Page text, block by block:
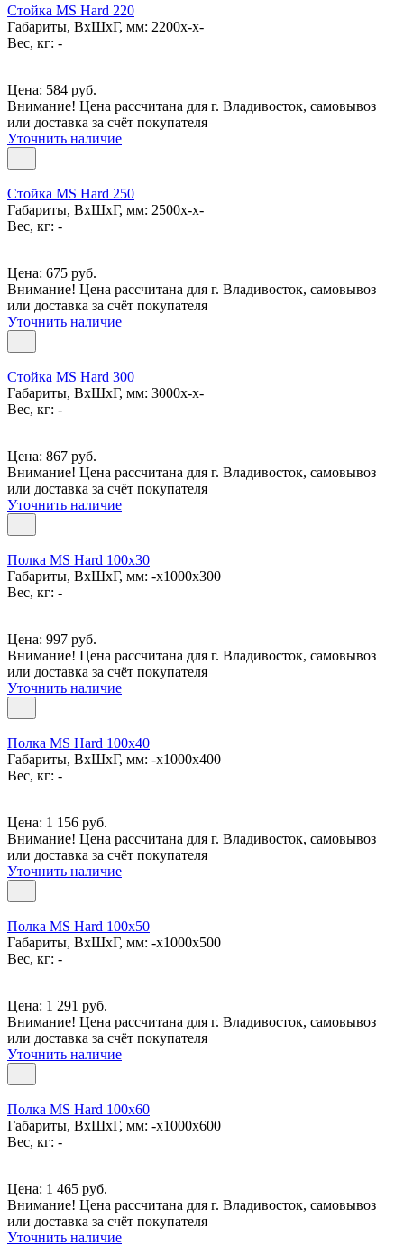
Стойка MS Hard 220
Габариты, ВxШxГ, мм: 2200x-x-
Вес, кг: -
Цена: 584 руб.
Внимание! Цена рассчитана для г. Владивосток, самовывоз
или доставка за счёт покупателя
Уточнить наличие
Стойка MS Hard 250
Габариты, ВxШxГ, мм: 2500x-x-
Вес, кг: -
Цена: 675 руб.
Внимание! Цена рассчитана для г. Владивосток, самовывоз
или доставка за счёт покупателя
Уточнить наличие
Стойка MS Hard 300
Габариты, ВxШxГ, мм: 3000x-x-
Вес, кг: -
Цена: 867 руб.
Внимание! Цена рассчитана для г. Владивосток, самовывоз
или доставка за счёт покупателя
Уточнить наличие
Полка MS Hard 100x30
Габариты, ВxШxГ, мм: -x1000x300
Вес, кг: -
Цена: 997 руб.
Внимание! Цена рассчитана для г. Владивосток, самовывоз
или доставка за счёт покупателя
Уточнить наличие
Полка MS Hard 100x40
Габариты, ВxШxГ, мм: -x1000x400
Вес, кг: -
Цена: 1 156 руб.
Внимание! Цена рассчитана для г. Владивосток, самовывоз
или доставка за счёт покупателя
Уточнить наличие
Полка MS Hard 100x50
Габариты, ВxШxГ, мм: -x1000x500
Вес, кг: -
Цена: 1 291 руб.
Внимание! Цена рассчитана для г. Владивосток, самовывоз
или доставка за счёт покупателя
Уточнить наличие
Полка MS Hard 100x60
Габариты, ВxШxГ, мм: -x1000x600
Вес, кг: -
Цена: 1 465 руб.
Внимание! Цена рассчитана для г. Владивосток, самовывоз
или доставка за счёт покупателя
Уточнить наличие